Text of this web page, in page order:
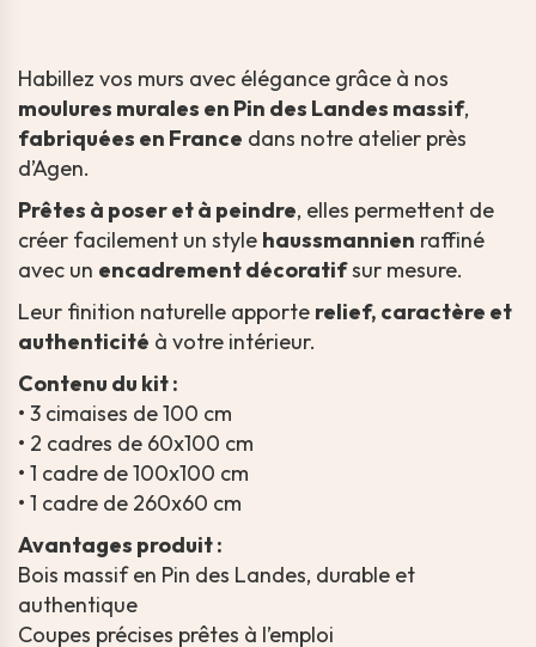
Habillez vos murs avec élégance grâce à nos
moulures murales en Pin des Landes massif,
fabriquées en France dans notre atelier près
d’Agen.
Prêtes à poser et à peindre, elles permettent de
créer facilement un style haussmannien raffiné
avec un encadrement décoratifsur mesure.
Leur finition naturelle apporte relief, caractère et
authenticité à votre intérieur.
Contenu du kit :
• 3 cimaises de 100 cm
• 2 cadres de 60x100 cm
• 1 cadre de 100x100 cm
• 1 cadre de 260x60 cm
Avantages produit :
Bois massif en Pin des Landes, durable et
authentique
Coupes précises prêtes à l’emploi